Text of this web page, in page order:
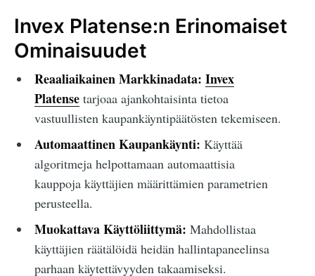
Invex Platense:n Erinomaiset
Ominaisuudet
Reaaliaikainen Markkinadata: Invex
Platensetarjoaa ajankohtaisinta tietoa
vastuullisten kaupankäyntipäätösten tekemiseen.
Automaattinen Kaupankäynti: Käyttää
algoritmeja helpottamaan automaattisia
kauppoja käyttäjien määrittämien parametrien
perusteella.
Muokattava Käyttöliittymä: Mahdollistaa
käyttäjien räätälöidä heidän hallintapaneelinsa
parhaan käytettävyyden takaamiseksi.